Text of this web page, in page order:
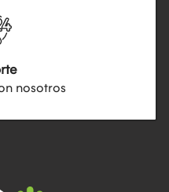
nosotros